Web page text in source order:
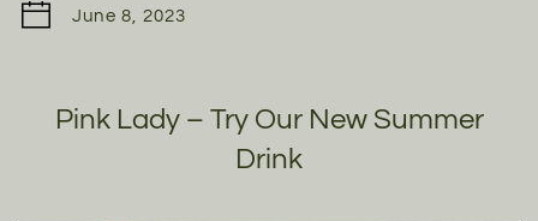
June 8, 2023
Pink Lady – Try Our New Summer
Drink